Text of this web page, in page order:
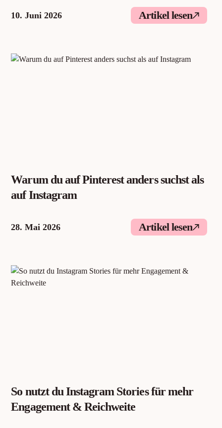
10. Juni 2026 Artikel lesen
Warum du auf Pinterest anders suchst als
auf Instagram
28. Mai 2026 Artikel lesen
So nutzt du Instagram Stories für mehr
Engagement & Reichweite